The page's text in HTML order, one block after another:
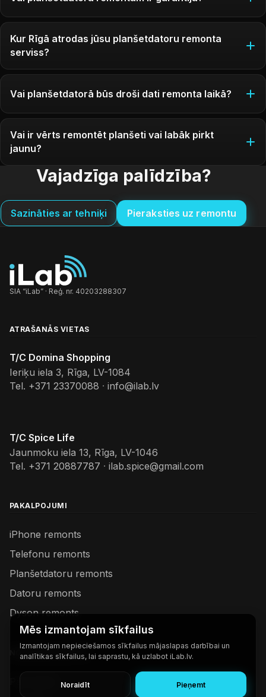
Kur Rīgā atrodas jūsu planšetdatoru remonta
serviss?
Vai planšetdatorā būs droši dati remonta laikā?
Vai ir vērts remontēt planšeti vai labāk pirkt
jaunu?
Vajadzīga palīdzība?
Sazināties ar tehniķi Pieraksties uz remontu
SIA “iLab” · Reģ. nr. 40203288307
ATRAŠANĀS VIETAS
T/C Domina Shopping
Ieriķu iela 3, Rīga, LV-1084
Tel. +371 23370088 · info@ilab.lv
T/C Spice Life
Jaunmoku iela 13, Rīga, LV-1046
Tel. +371 20887787 · ilab.spice@gmail.com
PAKALPOJUMI
iPhone remonts
Telefonu remonts
Planšetdatoru remonts
Datoru remonts
Dyson remonts
NODERĪGAS SAITES
Mēs izmantojam sīkfailus
Izmantojam nepieciešamos sīkfailus mājaslapas darbībai un
analītikas sīkfailus, lai saprastu, kā uzlabot iLab.lv.
Noraidīt Pieņemt